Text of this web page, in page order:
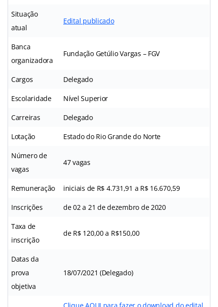
Situação
atual
Edital publicado
Banca
organizadora
Fundação Getúlio Vargas – FGV
Cargos Delegado
Escolaridade Nível Superior
Carreiras Delegado
Lotação Estado do Rio Grande do Norte
Número de
vagas
47 vagas
Remuneração iniciais de R$ 4.731,91 a R$ 16.670,59
Inscrições de 02 a 21 de dezembro de 2020
Taxa de
inscrição
de R$ 120,00 a R$150,00
Datas da
prova
objetiva
18/07/2021 (Delegado)